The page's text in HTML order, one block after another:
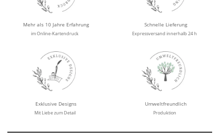
Mehr als 10 Jahre Erfahrung
im Online-Kartendruck
Schnelle Lieferung
Expressversand innerhalb 24 h
Exklusive Designs
Mit Liebe zum Detail
Umweltfreundlich
Produktion